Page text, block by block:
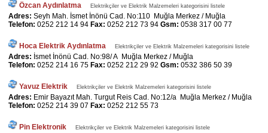
Özcan Aydınlatma Elektrikçiler ve Elektrik Malzemeleri kategorisini listele
Adres: Seyh Mah. İsmet İnönü Cad. No:110 Muğla Merkez / Muğla
Telefon: 0252 212 14 94 Fax: 0252 212 73 94 Gsm: 0538 317 00 77
Hoca Elektrik Aydınlatma Elektrikçiler ve Elektrik Malzemeleri kategorisini listele
Adres: İsmet İnönü Cad. No:98/ A Muğla Merkez / Muğla
Telefon: 0252 214 16 75 Fax: 0252 212 29 92 Gsm: 0532 386 50 39
Yavuz Elektrik Elektrikçiler ve Elektrik Malzemeleri kategorisini listele
Adres: Emir Bayazıt Mah. Turgut Reis Cad. No:12/a Muğla Merkez / Muğla
Telefon: 0252 214 39 07 Fax: 0252 212 55 73
Pin Elektronik Elektrikçiler ve Elektrik Malzemeleri kategorisini listele